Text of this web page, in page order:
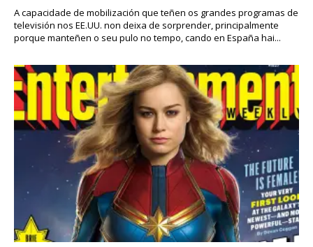
A capacidade de mobilización que teñen os grandes programas de
televisión nos EE.UU. non deixa de sorprender, principalmente
porque manteñen o seu pulo no tempo, cando en España hai...